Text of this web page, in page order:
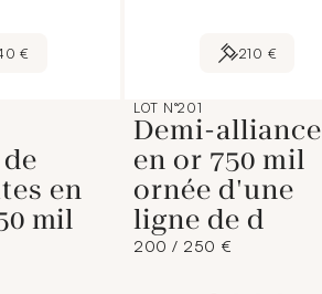
€
en
mil
210 €
LOT N°201
Demi-alliance
en or 750 mil
ornée d'une
ligne de d
200 / 250 €